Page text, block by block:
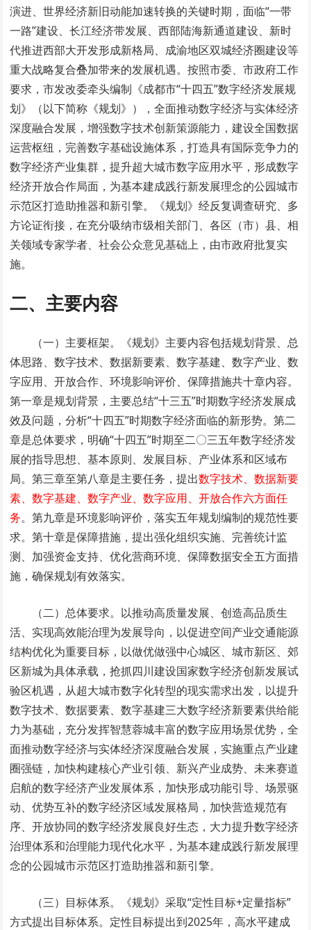
演进、世界经济新旧动能加速转换的关键时期，面临“一带
一路”建设、长江经济带发展、西部陆海新通道建设、新时
代推进西部大开发形成新格局、成渝地区双城经济圈建设等
重大战略复合叠加带来的发展机遇。按照市委、市政府工作
要求，市发改委牵头编制《成都市“十四五”数字经济发展规
划》（以下简称《规划》），全面推动数字经济与实体经济
深度融合发展，增强数字技术创新策源能力，建设全国数据
运营枢纽，完善数字基础设施体系，打造具有国际竞争力的
数字经济产业集群，提升超大城市数字应用水平，形成数字
经济开放合作局面，为基本建成践行新发展理念的公园城市
示范区打造助推器和新引擎。《规划》经反复调查研究、多
方论证衔接，在充分吸纳市级相关部门、各区（市）县、相
关领域专家学者、社会公众意见基础上，由市政府批复实
施。
二、主要内容
（一）主要框架。《规划》主要内容包括规划背景、总
体思路、数字技术、数据新要素、数字基建、数字产业、数
字应用、开放合作、环境影响评价、保障措施共十章内容。
第一章是规划背景，主要总结“十三五”时期数字经济发展成
效及问题，分析“十四五”时期数字经济面临的新形势。第二
章是总体要求，明确“十四五”时期至二〇三五年数字经济发
展的指导思想、基本原则、发展目标、产业体系和区域布
局。第三章至第八章是主要任务，提出数字技术、数据新要
素、数字基建、数字产业、数字应用、开放合作六方面任
务。第九章是环境影响评价，落实五年规划编制的规范性要
求。第十章是保障措施，提出强化组织实施、完善统计监
测、加强资金支持、优化营商环境、保障数据安全五方面措
施，确保规划有效落实。
（二）总体要求。以推动高质量发展、创造高品质生
活、实现高效能治理为发展导向，以促进空间产业交通能源
结构优化为重要目标，以做优做强中心城区、城市新区、郊
区新城为具体承载，抢抓四川建设国家数字经济创新发展试
验区机遇，从超大城市数字化转型的现实需求出发，以提升
数字技术、数据要素、数字基建三大数字经济新要素供给能
力为基础，充分发挥智慧蓉城丰富的数字应用场景优势，全
面推动数字经济与实体经济深度融合发展，实施重点产业建
圈强链，加快构建核心产业引领、新兴产业成势、未来赛道
启航的数字经济产业发展体系，加快形成功能引导、场景驱
动、优势互补的数字经济区域发展格局，加快营造规范有
序、开放协同的数字经济发展良好生态，大力提升数字经济
治理体系和治理能力现代化水平，为基本建成践行新发展理
念的公园城市示范区打造助推器和新引擎。
（三）目标体系。《规划》采取“定性目标+定量指标”
方式提出目标体系。定性目标提出到2025年，高水平建成